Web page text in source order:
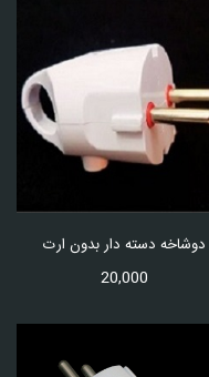
دوشاخه دسته دار بدون ارت
20,000